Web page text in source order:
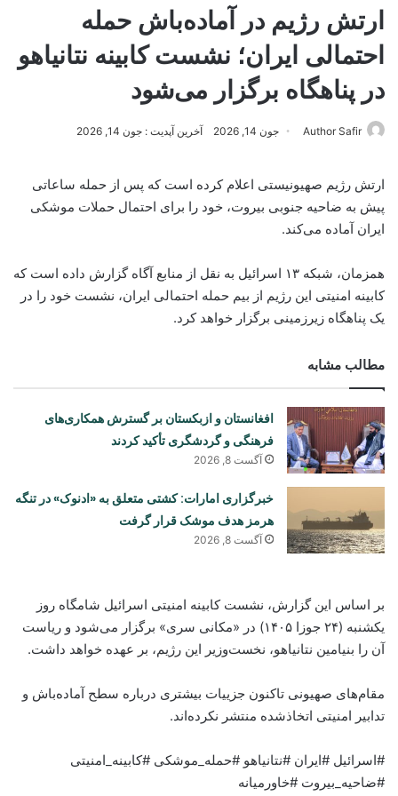
ارتش رژیم در آماده‌باش حمله
احتمالی ایران؛ نشست کابینه نتانیاهو
در پناهگاه برگزار می‌شود
Author Safir جون 14, 2026 آخرین آپدیت : جون 14, 2026
ارتش رژیم صهیونیستی اعلام کرده است که پس از حمله ساعاتی
پیش به ضاحیه جنوبی بیروت، خود را برای احتمال حملات موشکی
ایران آماده می‌کند.
همزمان، شبکه ۱۳ اسرائیل به نقل از منابع آگاه گزارش داده است که
کابینه امنیتی این رژیم از بیم حمله احتمالی ایران، نشست خود را در
یک پناهگاه زیرزمینی برگزار خواهد کرد.
مطالب مشابه
افغانستان و ازبکستان بر گسترش همکاری‌های
فرهنگی و گردشگری تأکید کردند
آگست 8, 2026
خبرگزاری امارات: کشتی متعلق به «ادنوک» در تنگه
هرمز هدف موشک قرار گرفت
آگست 8, 2026
بر اساس این گزارش، نشست کابینه امنیتی اسرائیل شامگاه روز
یکشنبه (۲۴ جوزا ۱۴۰۵) در «مکانی سری» برگزار می‌شود و ریاست
آن را بنیامین نتانیاهو، نخست‌وزیر این رژیم، بر عهده خواهد داشت.
مقام‌های صهیونی تاکنون جزییات بیشتری درباره سطح آماده‌باش و
تدابیر امنیتی اتخاذشده منتشر نکرده‌اند.
#اسرائیل #ایران #نتانیاهو #حمله_موشکی #کابینه_امنیتی
#ضاحیه_بیروت #خاورمیانه